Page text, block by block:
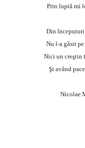
Prin luptã mi
Din începuturi
Nu l-a gãsit
Nici un creştin
Şi având
Nicolae